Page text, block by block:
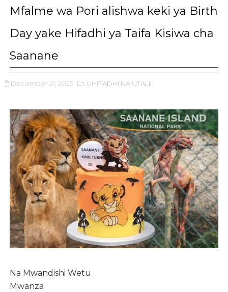
Mfalme wa Pori alishwa keki ya Birth
Day yake Hifadhi ya Taifa Kisiwa cha
Saanane
December 21, 2025 ,UHIFADHI NA UTALII
Na Mwandishi Wetu
Mwanza